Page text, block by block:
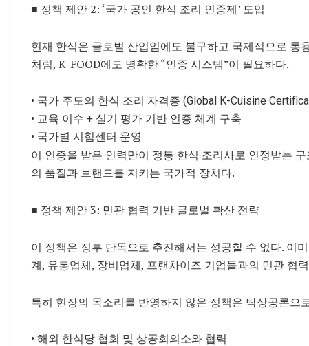
■ 정책 제안 2: ‘국가 공인 한식 조리 인증제’ 도입
현재 한식은 글로벌 산업임에도 불구하고 국제적으로 통
처럼, K-FOOD에도 명확한 “인증 시스템”이 필요하다.
• 국가 주도의 한식 조리 자격증 (Global K-Cuisine
• 교육 이수 + 실기 평가 기반 인증 체계 구축
• 국가별 시험센터 운영
이 인증을 받은 인력만이 정통 한식 조리사로 인정받는
의 품질과 브랜드를 지키는 국가적 장치다.
■ 정책 제안 3: 민관 협력 기반 글로벌 확산 전략
이 정책은 정부 단독으로 추진해서는 성공할 수 없다. 이
계, 유통업체, 장비업체, 프랜차이즈 기업들과의 민관 협
특히 현장의 목소리를 반영하지 않은 정책은 탁상공론으
• 해외 한식당 협회 및 상공회의소와 협력